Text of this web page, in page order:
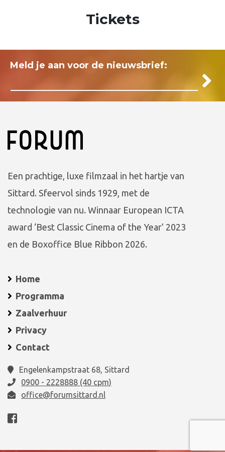
Tickets
Meld je aan voor de nieuwsbrief:
Een prachtige, luxe filmzaal in het hartje van
Sittard. Sfeervol sinds 1929, met de
technologie van nu. Winnaar European ICTA
award ‘Best Classic Cinema of the Year’ 2023
en de Boxoffice Blue Ribbon 2026.
Home
Programma
Zaalverhuur
Privacy
Contact
Engelenkampstraat 68, Sittard
0900 - 2228888 (40 cpm)
office@forumsittard.nl